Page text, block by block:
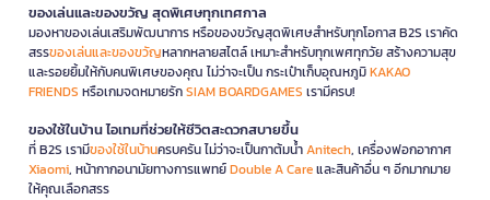
ของเล่นและของขวัญ สุดพิเศษทุกเทศกาล
มองหาของเล่นเสริมพัฒนาการ หรือของขวัญสุดพิเศษสำหรับทุกโอกาส B2S เราคัด
สรรของเล่นและของขวัญหลากหลายสไตล์ เหมาะสำหรับทุกเพศทุกวัย สร้างความสุข
และรอยยิ้มให้กับคนพิเศษของคุณ ไม่ว่าจะเป็น กระเป๋าเก็บอุณหภูมิKAKAO
FRIENDS หรือเกมจดหมายรักSIAM BOARDGAMES เรามีครบ!
ของใช้ในบ้าน ไอเทมที่ช่วยให้ชีวิตสะดวกสบายขึ้น
ที่ B2S เรามีของใช้ในบ้านครบครัน ไม่ว่าจะเป็นกาต้มน้ำAnitech, เครื่องฟอกอากาศ
Xiaomi, หน้ากากอนามัยทางการแพทย์Double A Careและสินค้าอื่น ๆ อีกมากมาย
ให้คุณเลือกสรร